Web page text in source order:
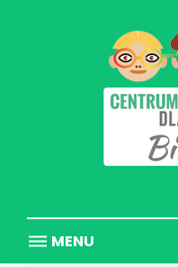
MENU